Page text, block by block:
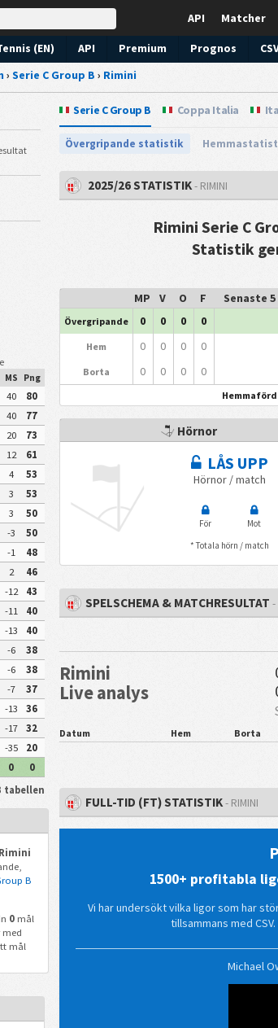
Matcher
API
(EN) API Premium Prognos
› Serie C Group B › Rimini
MS Png
40
80
40
77
20
73
12
61
4
53
3
53
3
50
-3
50
-1
48
2
46
-12
43
-11
40
-13
40
-6
38
-6
38
-7
37
-13
36
-17
32
-35
20
0
0
tabellen
B
0mål
med
mål
Serie C Group B Coppa Italia
Övergripande statistik
2025/26 STATISTIK- RIMINI
Rimini Serie C
Statistik
MP V O F Senaste 5
Övergripande 0 0 0 0
Hem 0 0 0 0
Borta 0 0 0 0
Hörnor
LÅS UPP
Hörnor / match
För
Mot
* Totala hörn / match
SPELSCHEMA & MATCHRESULTAT -
Rimini
Live analys
Datum Hem Borta
FULL-TID (FT) STATISTIK- RIMINI
1500+ profitabla
Vi har undersökt vilka ligor som har
tillsammans med
Michael